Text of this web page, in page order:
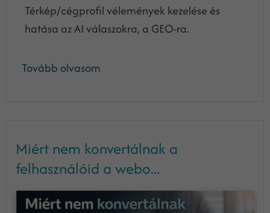
Térkép/cégprofil vélemények kezelése és
hatása az AI válaszokra, a GEO-ra.
Tovább olvasom
Miért nem konvertálnak a
felhasználóid a webo...